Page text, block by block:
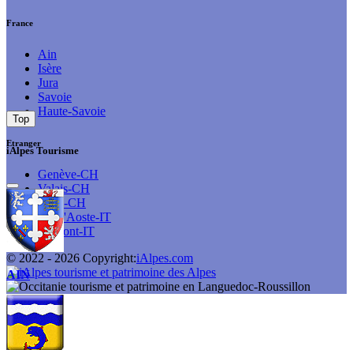
France
Ain
Isère
Jura
Savoie
Haute-Savoie
Etranger
Genève-CH
Valais-CH
Vaud-CH
Val d'Aoste-IT
Piémont-IT
© 2022 - 2026 Copyright:iAlpes.com
Top
iAlpes Tourisme
AIN